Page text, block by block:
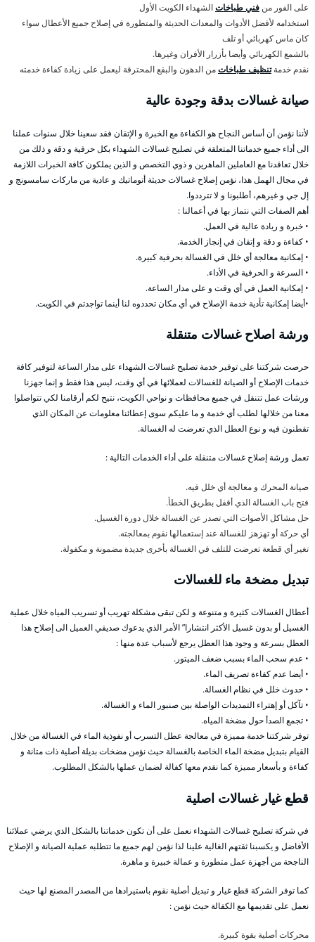
على الفور من فني طباخاتالشهداء الكويت الأول
استخدامه لأفضل الأدوات والمعدات الحديثة والمتطورة في إصلاح جميع الأعطال سواء
كان ماس كهربائي أو تلف
بالشمع الكهربائي وأيضا بأزرار الأفران وغيرها.
نقدم خدمةتنظيف طباخاتمن الدهون والبقع المحترقة ليعمل على زيادة كفاءة خدمته
صيانة غسالات بدقة وجودة عالية
لأننا نؤمن أن أساس النجاح هو الكفاءة مع الخبرة و الإتقان فقد سعينا خلال سنوات عملنا
الى أداء جميع خدماتنا المتعلقة في تصليح غسالات الشهداء بكل حرفية و دقة و ذلك من
خلال تعاقدنا مع العاملين الماهرين و ذوي التخصص و الذين يملكون كافة الخبرات اللازمة
في مجال الهمل هذا، نؤمن إصلاح غسالات حديثة أتوماتيك و عادية من ماركات سامسونج و
إل جي و غيرهم، أطلبونا و لا تترددوا.
أهم الصفات التي نتماز بها في أعمالنا :
• خبرة و ريادة عالية في العمل.
• كفاءة و دقة و إتقان في إنجاز الخدمة.
• إمكانية معالجة أي خلل في الغسالة بحرفية كبيرة.
• السرعة و الحرفية في الأداء.
• إمكانية العمل في أي وقت و على مدار الساعة.
•أيضا إمكانية تأدية خدمة الإصلاح في أي مكان تحددوه لنا أينما تواجدتم في الكويت.
ورشة اصلاح غسالات متنقلة
حرصت شركتنا على توفير خدمة تصليح غسالات الشهداء على مدار الساعة لتوفير كافة
خدمات الإصلاح أو الصيانة للغسالات لعملائها في أي وقت، ليس هذا فقط و إنما جهزنا
ورشات عمل تتنقل في جميع محافظات و نواحي الكويت، نتيح لكم أرقامنا لكي تتواصلوا
معنا من خلالها لطلب أي خدمة و ما عليكم سوى إعطائنا معلومات عن المكان الذي
تقطنون فيه و نوع العطل الذي تعرضت له الغسالة.
تعمل ورشة إصلاح غسالات متنقلة على أداء الخدمات التالية :
صيانة المحرك و معالجة أي خلل فيه.
فتح باب الغسالة الذي أقفل بطريق الخطأ.
حل مشاكل الأصوات التي تصدر عن الغسالة خلال دورة الغسيل.
أي حركة أو تهزهز للغسالة عند إستعمالها نقوم بمعالجته.
تغير أي قطعة تعرضت للتلف في الغسالة بأخرى جديدة مضمونة و مكفولة.
تبديل مضخة ماء للغسالات
أعطال الغسالات كثيرة و متنوعة و لكن تبقى مشكلة تهريب أو تسريب المياه خلال عملية
الغسيل أو بدون غسيل الأكثر انتشارا” الأمر الذي يدعوك صديقي العميل الى إصلاح هذا
العطل بسرعة و وجود هذا العطل يرجع لأسباب عدة منها :
• عدم سحب الماء بسبب ضعف الميتور.
• أيضا عدم كفاءة تصريف الماء.
• حدوث خلل في نظام الغسالة.
• تآكل أو إهتراء التمديدات الواصلة بين صنبور الماء و الغسالة.
• تجمع الصدأ حول مضخة المياه.
توفر شركتنا خدمة مميزة في معالجة عطل التسرب أو نفوذية الماء في الغسالة من خلال
القيام بتبديل مضخة الماء الخاصة بالغسالة حيث نؤمن مضخات بديلة أصلية ذات متانة و
كفاءة و بأسعار مميزة كما نقدم معها كفالة لضمان عملها بالشكل المطلوب.
قطع غيار غسالات اصلية
في شركة تصليح غسالات الشهداء نعمل على أن تكون خدماتنا بالشكل الذي يرضي عملائنا
الأفاضل و يكسبنا ثقتهم الغالية علينا لذا نؤمن لهم جميع ما تتطلبه عملية الصيانة و الإصلاح
الناجحة من أجهزة عمل متطورة و عمالة خبيرة و ماهرة.
كما توفر الشركة قطع غيار و تبديل أصلية نقوم باستيرادها من المصدر المصنع لها حيث
نعمل على تقديمها مع الكفالة حيث نؤمن :
محركات أصلية بقوة كبيرة.